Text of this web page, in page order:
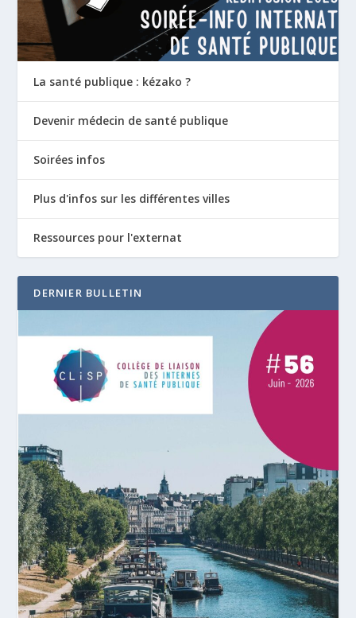
La santé publique : kézako ?
Devenir médecin de santé publique
Soirées infos
Plus d'infos sur les différentes villes
Ressources pour l'externat
DERNIER BULLETIN